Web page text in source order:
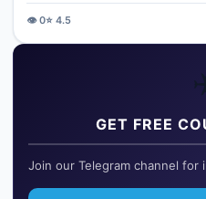
👁️0⭐ 4.5
GET FREE
Join our Telegram channel for